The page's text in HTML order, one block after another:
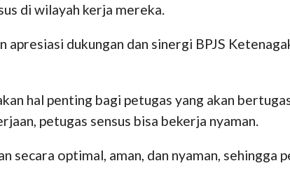
di wilayah kerja mereka.
apresiasi dukungan dan sinergi BPJS
hal penting bagi petugas yang akan
petugas sensus bisa bekerja nyaman.
optimal, aman, dan nyaman, sehingga